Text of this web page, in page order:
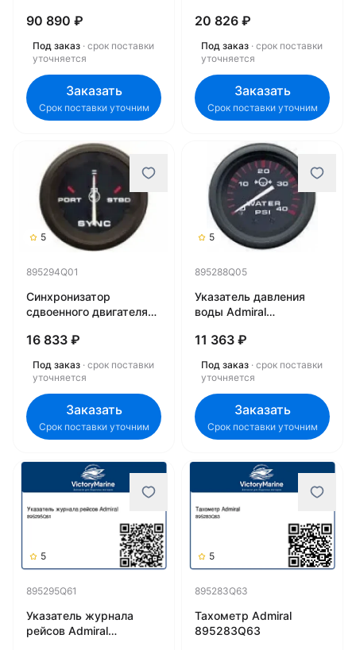
90 890 ₽
Под заказ · срок поставки
уточняется
Заказать
Срок поставки уточним
20 826 ₽
Под заказ · срок поставки
уточняется
Заказать
Срок поставки уточним
5
895294Q01
Синхронизатор
сдвоенного двигателя
16 833 ₽
Под заказ · срок поставки
уточняется
Заказать
Срок поставки уточним
5
895288Q05
Указатель давления
воды Admiral
11 363 ₽
Под заказ · срок поставки
уточняется
Заказать
Срок поставки уточним
5
895295Q61
Указатель журнала
рейсов Admiral
5
895283Q63
Тахометр Admiral
895283Q63